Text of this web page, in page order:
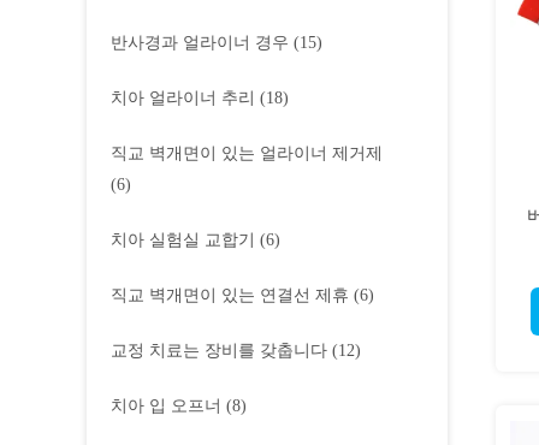
반사경과 얼라이너 경우 (15)
치아 얼라이너 추리 (18)
직교 벽개면이 있는 얼라이너 제거제
(6)
치아 실험실 교합기 (6)
직교 벽개면이 있는 연결선 제휴 (6)
교정 치료는 장비를 갖춥니다 (12)
치아 입 오프너 (8)